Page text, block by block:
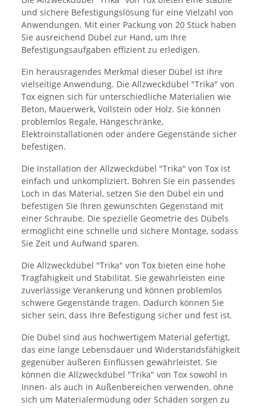
und sichere Befestigungslösung für eine Vielzahl von
Anwendungen. Mit einer Packung von 20 Stück haben
Sie ausreichend Dübel zur Hand, um Ihre
Befestigungsaufgaben effizient zu erledigen.
Ein herausragendes Merkmal dieser Dübel ist ihre
vielseitige Anwendung. Die Allzweckdübel "Trika" von
Tox eignen sich für unterschiedliche Materialien wie
Beton, Mauerwerk, Vollstein oder Holz. Sie können
problemlos Regale, Hängeschränke,
Elektroinstallationen oder andere Gegenstände sicher
befestigen.
Die Installation der Allzweckdübel "Trika" von Tox ist
einfach und unkompliziert. Bohren Sie ein passendes
Loch in das Material, setzen Sie den Dübel ein und
befestigen Sie Ihren gewünschten Gegenstand mit
einer Schraube. Die spezielle Geometrie des Dübels
ermöglicht eine schnelle und sichere Montage, sodass
Sie Zeit und Aufwand sparen.
Die Allzweckdübel "Trika" von Tox bieten eine hohe
Tragfähigkeit und Stabilität. Sie gewährleisten eine
zuverlässige Verankerung und können problemlos
schwere Gegenstände tragen. Dadurch können Sie
sicher sein, dass Ihre Befestigung sicher und fest ist.
Die Dübel sind aus hochwertigem Material gefertigt,
das eine lange Lebensdauer und Widerstandsfähigkeit
gegenüber äußeren Einflüssen gewährleistet. Sie
können die Allzweckdübel "Trika" von Tox sowohl in
Innen- als auch in Außenbereichen verwenden, ohne
sich um Materialermüdung oder Schäden sorgen zu